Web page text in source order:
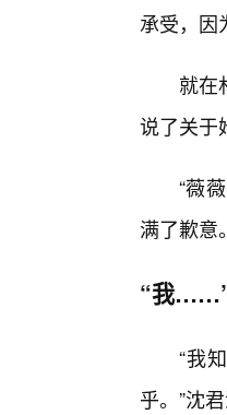
承受，因
就在
说了关于
“薇
满了歉意。
“我……”
“我
乎。”沈